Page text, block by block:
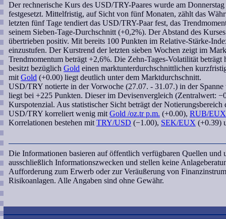
Derrechnerische Kurs des USD/TRY-Paares wurde am
festgesetzt. Mittelfristig, auf Sicht von fünf Monaten, zählt das
letzten fünf Tage tendiert das USD/TRY-Paar fest, das
seinem Sieben-Tage-Durchschnitt (+0,2%). Der Abstand des
übertrieben positiv. Mit bereits 100 Punkten im Relative-Stärke-
einzustufen. Der Kurstrend der letzten sieben Wochen zeigt im
Trendmomentum beträgt +2,6%. Die Zehn-Tages-Volatilität
besitzt bezüglich Gold einen marktunterdurchschnittlichen
mit Gold (+0.00) liegt deutlich unter dem Marktdurchschnitt.
USD/TRY notierte in der Vorwoche (27.07. - 31.07.) in der
liegt bei +225 Punkten. Dieser im Devisenvergleich (Zentralwert:
Kurspotenzial. Aus statistischer Sicht beträgt derNotierungsbereich
USD/TRY korreliert wenig mit Gold /oz.tr p.m. (+0.00), RUB/EUX
Korrelationen bestehen mit TRY/USD (−1.00), SEK/EUX (+0.39)
Die Informationen basieren auf öffentlich verfügbaren Quellen und
ausschließlich Informationszwecken und stellen keine
Aufforderung zum Erwerb oder zur Veräußerung von
Risikoanlagen. Alle Angaben sind ohne Gewähr.